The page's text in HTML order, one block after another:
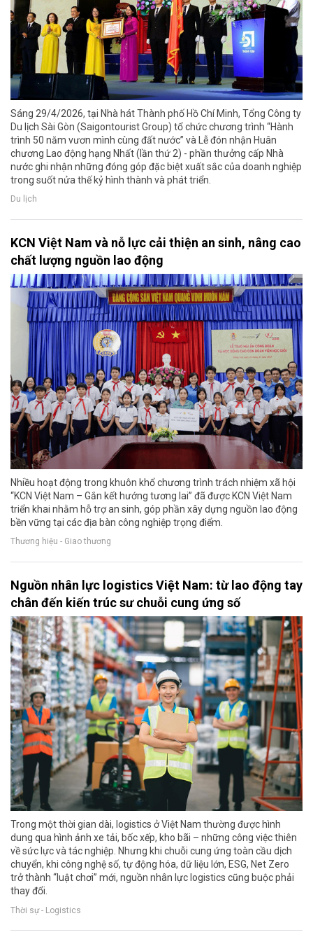
Sáng 29/4/2026, tại Nhà hát Thành phố Hồ Chí Minh, Tổng Công ty
Du lịch Sài Gòn (Saigontourist Group) tổ chức chương trình “Hành
trình 50 năm vươn mình cùng đất nước” và Lễ đón nhận Huân
chương Lao động hạng Nhất (lần thứ 2) - phần thưởng cấp Nhà
nước ghi nhận những đóng góp đặc biệt xuất sắc của doanh nghiệp
trong suốt nửa thế kỷ hình thành và phát triển.
Du lịch
KCN Việt Nam và nỗ lực cải thiện an sinh, nâng cao
chất lượng nguồn lao động
Nhiều hoạt động trong khuôn khổ chương trình trách nhiệm xã hội
“KCN Việt Nam – Gắn kết hướng tương lai” đã được KCN Việt Nam
triển khai nhằm hỗ trợ an sinh, góp phần xây dựng nguồn lao động
bền vững tại các địa bàn công nghiệp trọng điểm.
Thương hiệu - Giao thương
Nguồn nhân lực logistics Việt Nam: từ lao động tay
chân đến kiến trúc sư chuỗi cung ứng số
Trong một thời gian dài, logistics ở Việt Nam thường được hình
dung qua hình ảnh xe tải, bốc xếp, kho bãi – những công việc thiên
về sức lực và tác nghiệp. Nhưng khi chuỗi cung ứng toàn cầu dịch
chuyển, khi công nghệ số, tự động hóa, dữ liệu lớn, ESG, Net Zero
trở thành “luật chơi” mới, nguồn nhân lực logistics cũng buộc phải
thay đổi.
Thời sự - Logistics